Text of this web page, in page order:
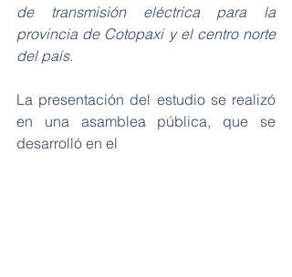
de transmisión eléctrica para la
provincia de Cotopaxi y el centro norte
del país.
La presentación del estudio se realizó
en una asamblea pública, que se
desarrolló en el